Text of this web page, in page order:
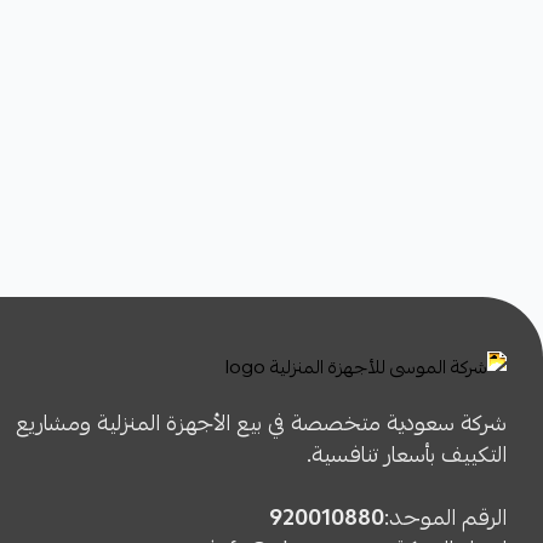
شركة سعودية متخصصة في بيع الأجهزة المنزلية ومشاريع
التكييف بأسعار تنافسية.
الرقم الموحد:920010880